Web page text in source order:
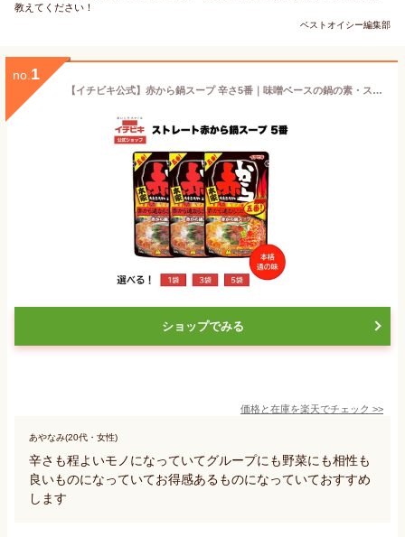
教えてください！
ベストオイシー編集部
no. 1
【イチビキ公式】赤から鍋スープ 辛さ5番｜味噌ベースの鍋の素・ストレートタイプ・通も納得の本格辛口・2〜3人前 自家用
ショップでみる
価格と在庫を楽天でチェック >>
あやなみ(20代・女性)
辛さも程よいモノになっていてグループにも野菜にも相性も
良いものになっていてお得感あるものになっていておすすめ
します